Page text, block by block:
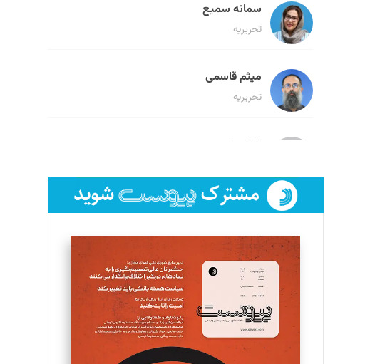
سمانه سمیع
تحریریه
میثم قاسمی
تحریریه
لیلا حنارود
فائزه فتحی رستمی
تحریریه
سروش کرمیان
تحریریه
مینا پاکدل